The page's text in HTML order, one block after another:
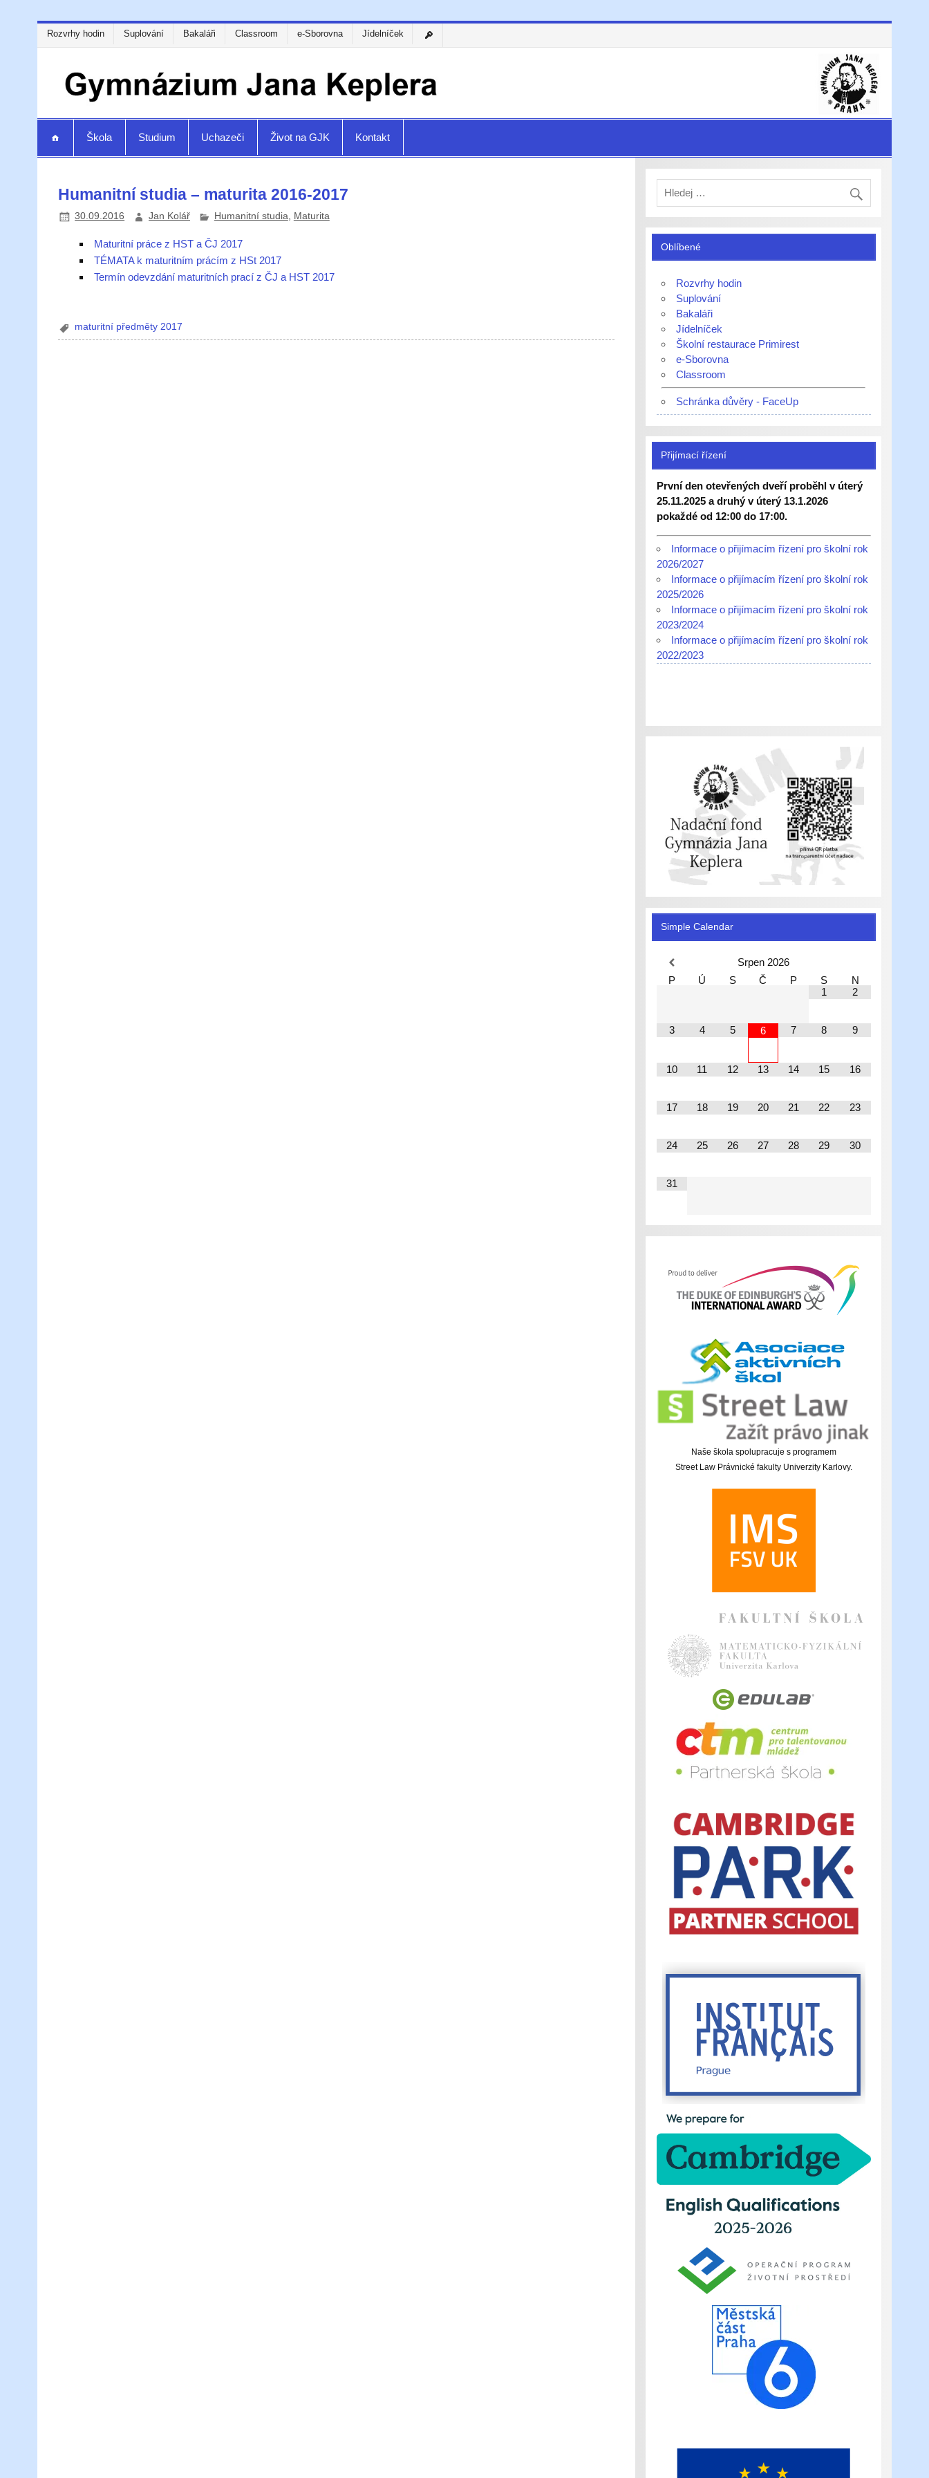
Rozvrhy hodin Suplování Bakaláři Classroom e-Sborovna Jídelníček
Škola Studium Uchazeči Život na GJK Kontakt
Humanitní studia – maturita 2016-2017
30.09.2016 Jan Kolář Humanitní studia, Maturita
Maturitní práce z HST a ČJ 2017
TÉMATA k maturitním prácím z HSt 2017
Termín odevzdání maturitních prací z ČJ a HST 2017
maturitní předměty 2017
Oblíbené
Rozvrhy hodin
Suplování
Bakaláři
Jídelníček
Školní restaurace Primirest
e-Sborovna
Classroom
Schránka důvěry - FaceUp
Přijímací řízení
První den otevřených dveří proběhl v úterý
25.11.2025 a druhý v úterý 13.1.2026
pokaždé od 12:00 do 17:00.
Informace o přijímacím řízení pro školní rok
2026/2027
Informace o přijímacím řízení pro školní rok
2025/2026
Informace o přijímacím řízení pro školní rok
2023/2024
Informace o přijímacím řízení pro školní rok
2022/2023
Simple Calendar
Srpen 2026
P
Ú S Č P S
N
1
2
3 4 5 6 7 8 9
10 11 12 13 14 15 16
17 18 19 20 21 22 23
24 25 26 27 28 29 30
31
Naše škola spolupracuje s programem
Street Law Právnické fakulty Univerzity Karlovy.